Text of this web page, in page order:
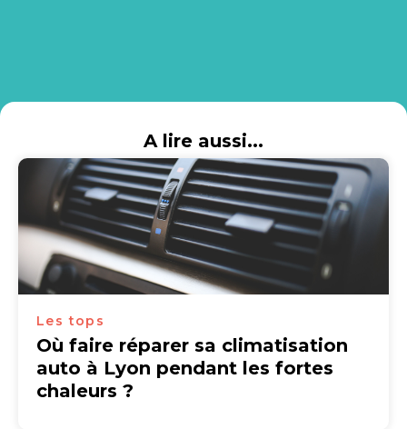
A lire aussi...
Les tops
Où faire réparer sa climatisation
auto à Lyon pendant les fortes
chaleurs ?